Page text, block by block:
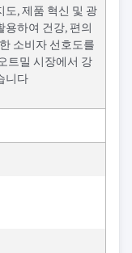
도, 제품 혁신 및 광
용하여 건강, 편의
소비자 선호도를
트밀 시장에서 강
니다